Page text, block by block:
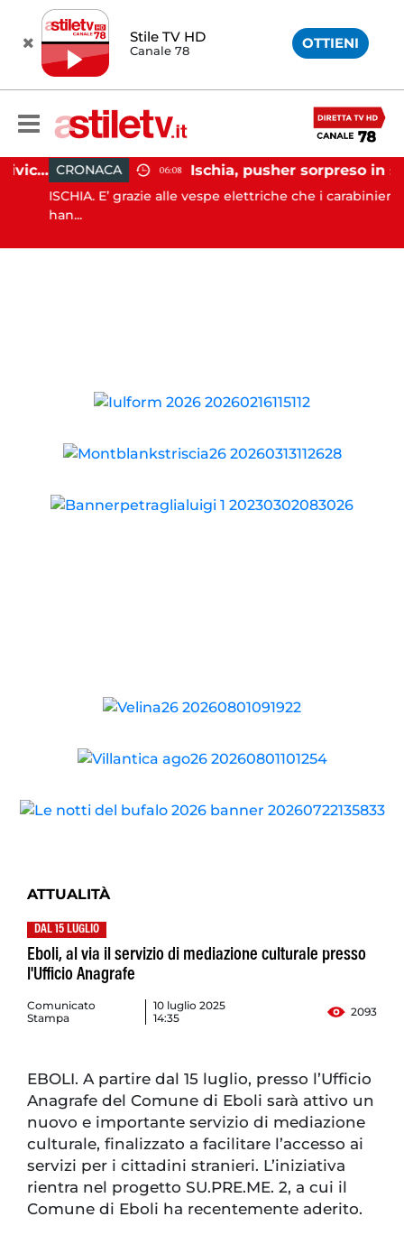
Stile TV HD
Canale 78 OTTIENI
Capaccio Paestum, assise civica drammatica: Paolino senza maggioranza, Comune a rischio scioglimento CRONACA 06:08 Ischia, pusher sorpreso in spiaggia da carabinieri in Vespa
ISCHIA. E’ grazie alle vespe elettriche che i carabinieri
han...
ATTUALITÀ
DAL 15 LUGLIO
Eboli, al via il servizio di mediazione culturale presso
l'Ufficio Anagrafe
Comunicato
Stampa
10 luglio 2025
14:35
2093
EBOLI. A partire dal 15 luglio, presso l’Ufficio
Anagrafe del Comune di Eboli sarà attivo un
nuovo e importante servizio di mediazione
culturale, finalizzato a facilitare l’accesso ai
servizi per i cittadini stranieri. L’iniziativa
rientra nel progetto SU.PRE.ME. 2, a cui il
Comune di Eboli ha recentemente aderito.